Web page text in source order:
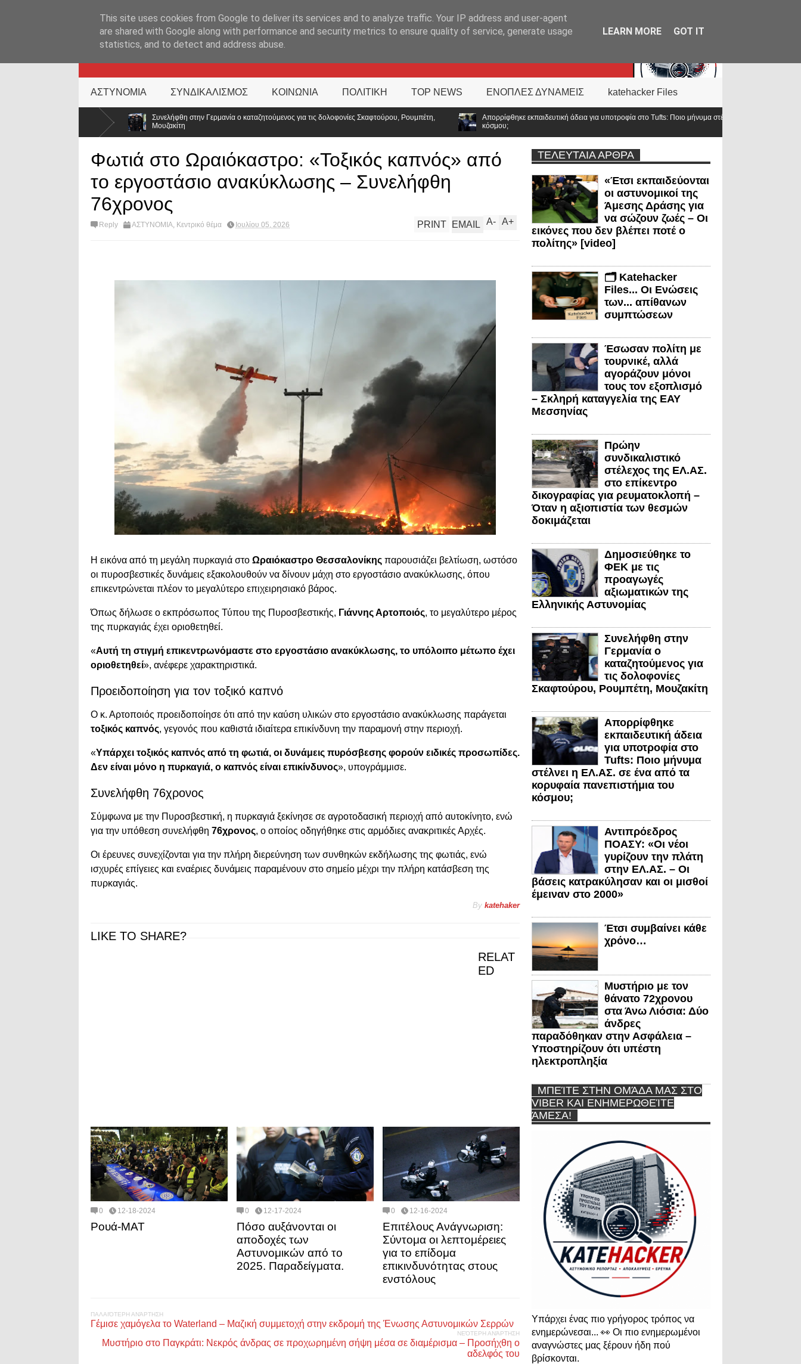
KATEHACKER
ΑΣΤΥΝΟΜΙΑ ΣΥΝΔΙΚΑΛΙΣΜΟΣ ΚΟΙΝΩΝΙΑ ΠΟΛΙΤΙΚΗ TOP NEWS ΕΝΟΠΛΕΣ ΔΥΝΑΜΕΙΣ katehacker Files
Συνελήφθη στην Γερμανία ο καταζητούμενος για τις δολοφονίες Σκαφτούρου, Ρουμπέτη,
Απορρίφθηκε εκπαιδευτική άδεια για υποτροφία στο Tufts: Ποιο μήνυμα στέλνει η ΕΛ.ΑΣ. σε ένα από τα κορυφαία πανεπιστήμια του
Φωτιά στο Ωραιόκαστρο: «Τοξικός καπνός» από
το εργοστάσιο ανακύκλωσης – Συνελήφθη
76χρονος
Reply ΑΣΤΥΝΟΜΙΑ, Κεντρικό θέμα Ιουλίου 05, 2026 A+
A-
PRINT EMAIL
Η εικόνα από τη μεγάλη πυρκαγιά στο Ωραιόκαστρο Θεσσαλονίκης παρουσιάζει βελτίωση, ωστόσο
οι πυροσβεστικές δυνάμεις εξακολουθούν να δίνουν μάχη στο εργοστάσιο ανακύκλωσης, όπου
επικεντρώνεται πλέον το μεγαλύτερο επιχειρησιακό βάρος.
Όπως δήλωσε ο εκπρόσωπος Τύπου της Πυροσβεστικής, Γιάννης Αρτοποιός, το μεγαλύτερο μέρος
της πυρκαγιάς έχει οριοθετηθεί.
«Αυτή τη στιγμή επικεντρωνόμαστε στο εργοστάσιο ανακύκλωσης, το υπόλοιπο μέτωπο έχει
οριοθετηθεί», ανέφερε χαρακτηριστικά.
Προειδοποίηση για τον τοξικό καπνό
Ο κ. Αρτοποιός προειδοποίησε ότι από την καύση υλικών στο εργοστάσιο ανακύκλωσης παράγεται
τοξικός καπνός, γεγονός που καθιστά ιδιαίτερα επικίνδυνη την παραμονή στην περιοχή.
«Υπάρχει τοξικός καπνός από τη φωτιά, οι δυνάμεις πυρόσβεσης φορούν ειδικές προσωπίδες.
Δεν είναι μόνο η πυρκαγιά, ο καπνός είναι επικίνδυνος», υπογράμμισε.
Συνελήφθη 76χρονος
Σύμφωνα με την Πυροσβεστική, η πυρκαγιά ξεκίνησε σε αγροτοδασική περιοχή από αυτοκίνητο, ενώ
για την υπόθεση συνελήφθη 76χρονος, ο οποίος οδηγήθηκε στις αρμόδιες ανακριτικές Αρχές.
Οι έρευνες συνεχίζονται για την πλήρη διερεύνηση των συνθηκών εκδήλωσης της φωτιάς, ενώ
ισχυρές επίγειες και εναέριες δυνάμεις παραμένουν στο σημείο μέχρι την πλήρη κατάσβεση της
πυρκαγιάς.
By katehaker
LIKE TO SHARE?
RELAT
ED
0 12-18-2024
Ρουά-ΜΑΤ
0 12-17-2024
Πόσο αυξάνονται οι
αποδοχές των
Αστυνομικών από το
2025. Παραδείγματα.
0 12-16-2024
Επιτέλους Ανάγνωριση:
Σύντομα οι λεπτομέρειες
για το επίδομα
επικινδυνότητας στους
ενστόλους
ΠΑΛΑΙΌΤΕΡΗ ΑΝΆΡΤΗΣΗ
Γέμισε χαμόγελα το Waterland – Μαζική συμμετοχή στην εκδρομή της Ένωσης Αστυνομικών Σερρών
ΝΕΌΤΕΡΗ ΑΝΆΡΤΗΣΗ
Μυστήριο στο Παγκράτι: Νεκρός άνδρας σε προχωρημένη σήψη μέσα σε διαμέρισμα – Προσήχθη ο
αδελφός του
ΤΕΛΕΥΤΑΙΑ ΑΡΘΡΑ
«Έτσι εκπαιδεύονται
οι αστυνομικοί της
Άμεσης Δράσης για
να σώζουν ζωές – Οι
εικόνες που δεν βλέπει ποτέ ο
πολίτης» [video]
🗂️ Katehacker
Files... Οι Ενώσεις
των... απίθανων
συμπτώσεων
Έσωσαν πολίτη με
τουρνικέ, αλλά
αγοράζουν μόνοι
τους τον εξοπλισμό
– Σκληρή καταγγελία της ΕΑΥ
Μεσσηνίας
Πρώην
συνδικαλιστικό
στέλεχος της ΕΛ.ΑΣ.
στο επίκεντρο
δικογραφίας για ρευματοκλοπή –
Όταν η αξιοπιστία των θεσμών
δοκιμάζεται
Δημοσιεύθηκε το
ΦΕΚ με τις
προαγωγές
αξιωματικών της
Ελληνικής Αστυνομίας
Συνελήφθη στην
Γερμανία ο
καταζητούμενος για
τις δολοφονίες
Σκαφτούρου, Ρουμπέτη, Μουζακίτη
Απορρίφθηκε
εκπαιδευτική άδεια
για υποτροφία στο
Tufts: Ποιο μήνυμα
στέλνει η ΕΛ.ΑΣ. σε ένα από τα
κορυφαία πανεπιστήμια του
κόσμου;
Αντιπρόεδρος
ΠΟΑΣΥ: «Οι νέοι
γυρίζουν την πλάτη
στην ΕΛ.ΑΣ. – Οι
βάσεις κατρακύλησαν και οι μισθοί
έμειναν στο 2000»
Έτσι συμβαίνει κάθε
χρόνο…
Μυστήριο με τον
θάνατο 72χρονου
στα Άνω Λιόσια: Δύο
άνδρες
παραδόθηκαν στην Ασφάλεια –
Υποστηρίζουν ότι υπέστη
ηλεκτροπληξία
ΜΠΕΊΤΕ ΣΤΗΝ ΟΜΆΔΑ ΜΑΣ ΣΤΟ
VIBER ΚΑΙ ΕΝΗΜΕΡΩΘΕΊΤΕ
ΆΜΕΣΑ!
Υπάρχει ένας πιο γρήγορος τρόπος να
ενημερώνεσαι... 👀 Οι πιο ενημερωμένοι
αναγνώστες μας ξέρουν ήδη πού
βρίσκονται.
This site uses cookies from Google to deliver its services and to analyze traffic. Your IP address and user-agent
are shared with Google along with performance and security metrics to ensure quality of service, generate usage
statistics, and to detect and address abuse.
LEARN MORE GOT IT